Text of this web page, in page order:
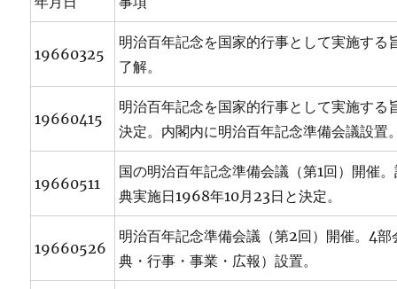
19660325
明治百年記念を国家的行事として実施する
了解。
19660415
明治百年記念を国家的行事として実施する
決定。内閣内に明治百年記念準備会議設置
19660511
国の明治百年記念準備会議（第1回）開催
典実施日1968年10月23日と決定。
19660526
明治百年記念準備会議（第2回）開催。4部
典・行事・事業・広報）設置。